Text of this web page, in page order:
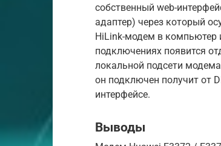
собственный web-
адаптер) через который
HiLink-модем в компьютер
подключениях появится
локальной подсети
он подключен получит от
интерфейсе.
Выводы